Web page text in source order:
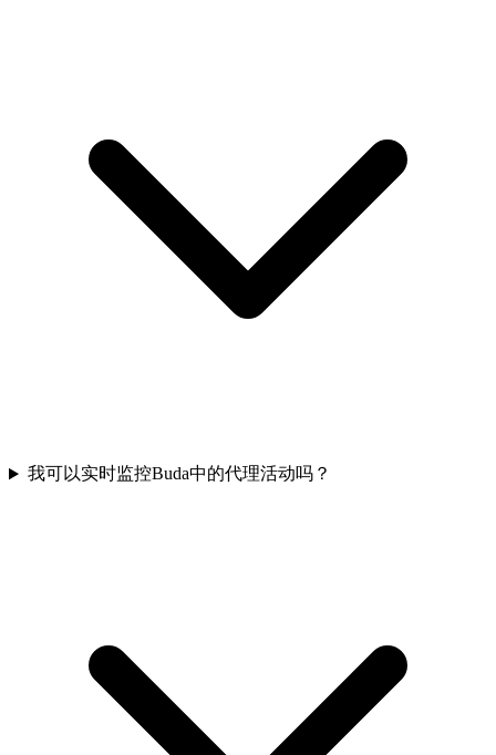
我可以实时监控Buda中的代理活动吗？